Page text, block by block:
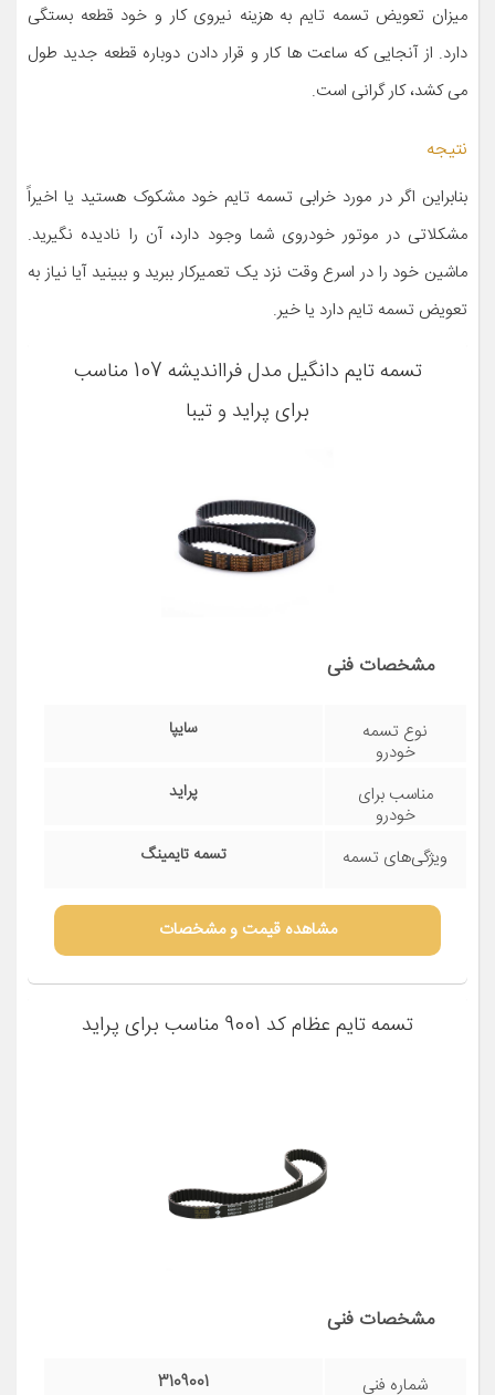
میزان تعویض تسمه تایم به هزینه نیروی کار و خود قطعه بستگی
دارد. از آنجایی که ساعت ها کار و قرار دادن دوباره قطعه جدید طول
می کشد، کار گرانی است.
نتیجه
بنابراین اگر در مورد خرابی تسمه تایم خود مشکوک هستید یا اخیراً
مشکلاتی در موتور خودروی شما وجود دارد، آن را نادیده نگیرید.
ماشین خود را در اسرع وقت نزد یک تعمیرکار ببرید و ببینید آیا نیاز به
تعویض تسمه تایم دارد یا خیر.
تسمه تایم دانگیل مدل فرااندیشه 107 مناسب
برای پراید و تیبا
مشخصات فنی
نوع تسمه
خودرو
مناسب برای
خودرو
ویژگی‌های تسمه
سایپا
پراید
تسمه تایمینگ
مشاهده قیمت و مشخصات
تسمه تایم عظام کد 9001 مناسب برای پراید
مشخصات فنی
شماره فنی 3109001